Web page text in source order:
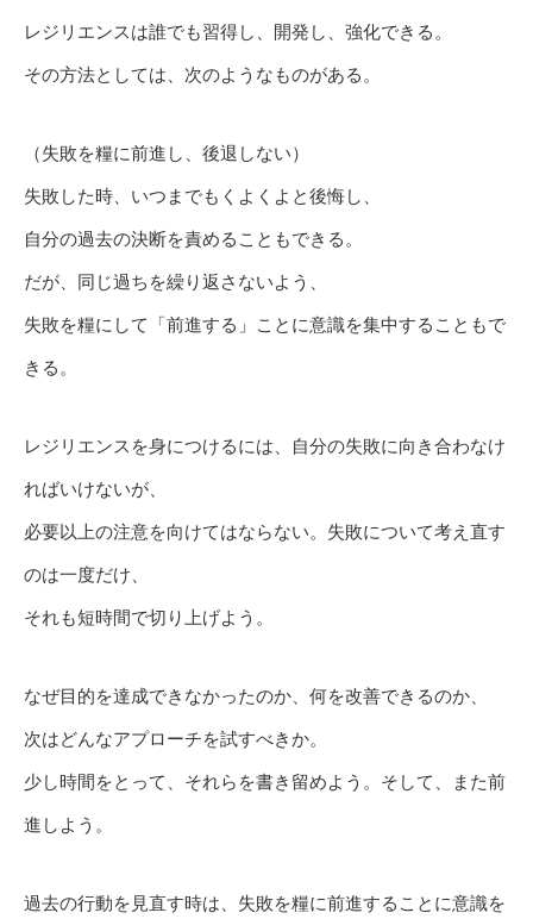
レジリエンスは誰でも習得し、開発し、強化できる。
その方法としては、次のようなものがある。
（失敗を糧に前進し、後退しない）
失敗した時、いつまでもくよくよと後悔し、
自分の過去の決断を責めることもできる。
だが、同じ過ちを繰り返さないよう、
失敗を糧にして「前進する」ことに意識を集中することもで
きる。
レジリエンスを身につけるには、自分の失敗に向き合わなけ
ればいけないが、
必要以上の注意を向けてはならない。失敗について考え直す
のは一度だけ、
それも短時間で切り上げよう。
なぜ目的を達成できなかったのか、何を改善できるのか、
次はどんなアプローチを試すべきか。
少し時間をとって、それらを書き留めよう。そして、また前
進しよう。
過去の行動を見直す時は、失敗を糧に前進することに意識を